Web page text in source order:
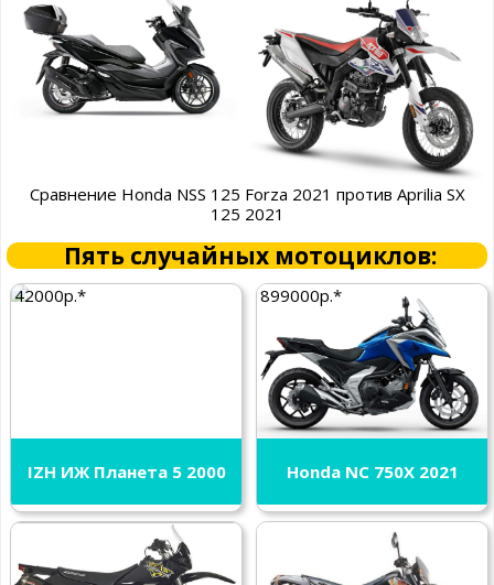
Сравнение Honda NSS 125 Forza 2021 против Aprilia SX
125 2021
Пять случайных мотоциклов:
42000р.*
IZH ИЖ Планета 5 2000
899000р.*
Honda NC 750X 2021